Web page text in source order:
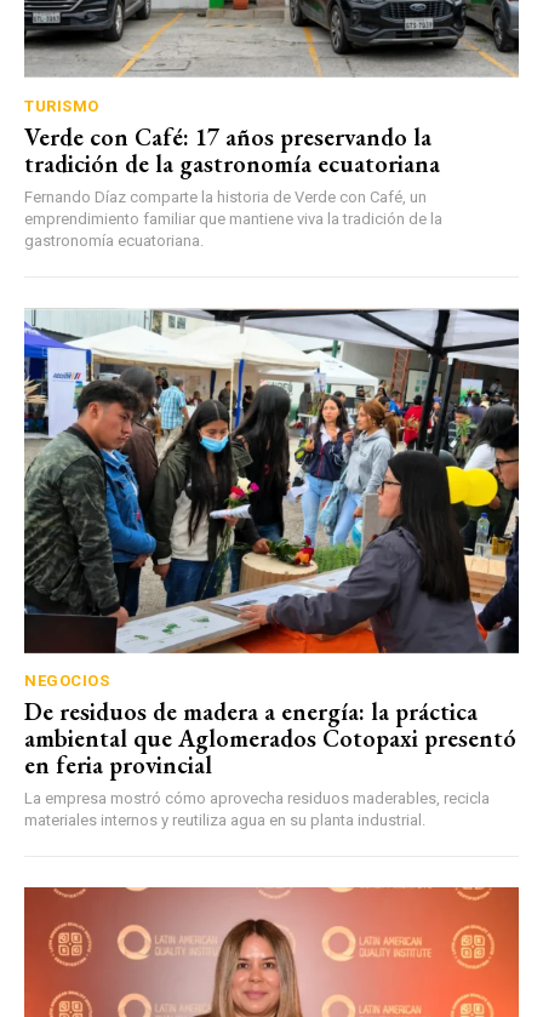
TURISMO
Verde con Café: 17 años preservando la
tradición de la gastronomía ecuatoriana
Fernando Díaz comparte la historia de Verde con Café, un
emprendimiento familiar que mantiene viva la tradición de la
gastronomía ecuatoriana.
NEGOCIOS
De residuos de madera a energía: la práctica
ambiental que Aglomerados Cotopaxi presentó
en feria provincial
La empresa mostró cómo aprovecha residuos maderables, recicla
materiales internos y reutiliza agua en su planta industrial.